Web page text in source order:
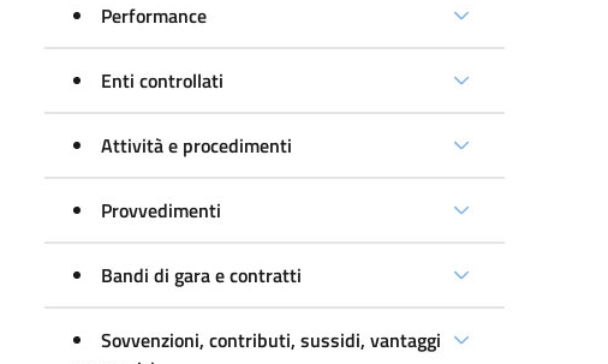
Performance
Enti controllati
Attività e procedimenti
Provvedimenti
Bandi di gara e contratti
Sovvenzioni, contributi, sussidi, vantaggi